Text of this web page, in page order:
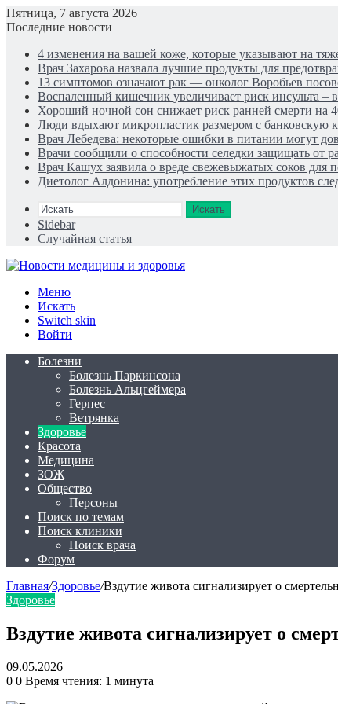
Пятница, 7 августа 2026
Последние новости
4 изменения на вашей коже, которые указывают на
Врач Захарова назвала лучшие продукты для
13 симптомов означают рак — онколог Воробьев
Воспаленный кишечник увеличивает риск инсульта –
Хороший ночной сон снижает риск ранней смерти на
Люди вдыхают микропластик размером с банковскую
Врач Лебедева: некоторые ошибки в питании могут
Врачи сообщили о способности селедки защищать от
Врач Кашух заявила о вреде свежевыжатых соков для
Диетолог Алдонина: употребление этих продуктов
Искать
Sidebar
Случайная статья
Меню
Искать
Switch skin
Войти
Болезни
Болезнь Паркинсона
Болезнь Альцгеймера
Герпес
Ветрянка
Здоровье
Красота
Медицина
ЗОЖ
Общество
Персоны
Поиск по темам
Поиск клиники
Поиск врача
Форум
Главная/Здоровье/Вздутие живота сигнализирует о
Здоровье
Вздутие живота сигнализирует о
09.05.2026
0 0 Время чтения: 1 минута